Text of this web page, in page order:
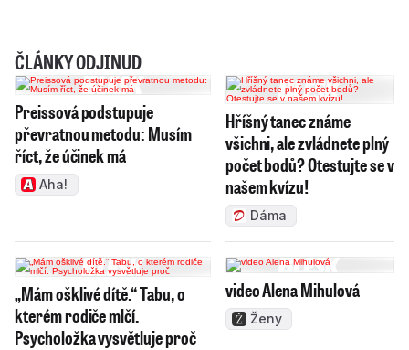
ČLÁNKY ODJINUD
Preissová podstupuje
převratnou metodu: Musím
říct, že účinek má
Aha!
Hříšný tanec známe
všichni, ale zvládnete plný
počet bodů? Otestujte se v
našem kvízu!
Dáma
„Mám ošklivé dítě.“ Tabu, o
kterém rodiče mlčí.
Psycholožka vysvětluje proč
video Alena Mihulová
Ženy